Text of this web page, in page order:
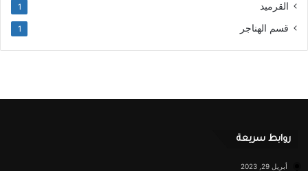
القرميد 1
قسم الهناجر 1
روابط سريعة
أبريل 29, 2023